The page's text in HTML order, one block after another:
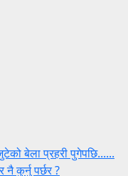
बेला प्रहरी पुगेपछि......
नै कुर्नु पर्छर ?